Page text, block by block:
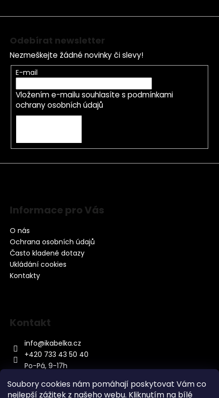
Soubory cookies nám pomáhají poskytovat Vám co
nejlepší zážitek z našeho webu. Kliknutím na bílé
Odebírat newsletter
Nezmeškejte žádné novinky či slevy!
E-mail
Vložením e-mailu souhlasíte s podmínkami
ochrany osobních údajů
Informace pro Vás
O nás
Ochrana osobních údajů
Často kladené dotazy
Ukládání cookies
Kontakty
Kontakt
info@ikabelka.cz
+420 733 43 50 40
Po-Pá, 9-17h